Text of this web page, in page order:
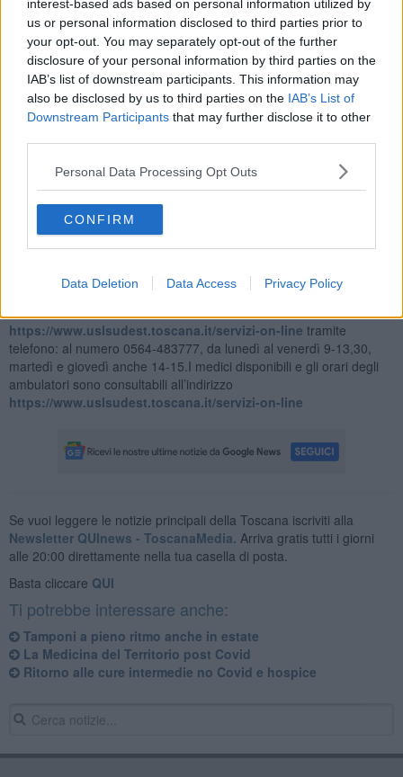
interest-based ads based on personal information utilized by
us or personal information disclosed to third parties prior to
your opt-out. You may separately opt-out of the further
disclosure of your personal information by third parties on the
IAB’s list of downstream participants. This information may
also be disclosed by us to third parties on the IAB’s List of
Downstream Participants that may further disclose it to other
Personal Data Processing Opt Outs
CONFIRM
Data Deletion Data Access Privacy Policy
a incarico definitivo mantenendo lo stesso ambito ma con
ambulatori a Chiusi (via F. Redi e via della Pietriccia) e nella
frazione di Montallese. Il dottorMario Del Pratoentrerà in servizio
come medico di medicina generale con incarico definitivo e con
ambulatori a Cetona (Casa della salute) e Sarteano in viale Europa.
Per effettuare la scelta del medicoè possibile seguire una delle
seguenti modalità:- Scelta online, se si è in possesso di codice Pin
della tessera sanitaria o codice Spid: al link
https://www.uslsudest.toscana.it/servizi-on-line
“Guida al servizio di scelta medico online”).
https://www.regione.toscana.it/-/smart-sst-diventa-toscana-
https://www.uslsudest.toscana.it/servizi-on-line tramite
telefono: al numero 0564-483777, da lunedì al venerdì 9-13,30,
martedì e giovedì anche 14-15.I medici disponibili e gli orari degli
ambulatori sono consultabili all’indirizzo
https://www.uslsudest.toscana.it/servizi-on-line
Se vuoi leggere le notizie principali della Toscana iscriviti alla
Newsletter QUInews - ToscanaMedia. Arriva gratis tutti i giorni
alle 20:00 direttamente nella tua casella di posta.
Basta cliccare QUI
Ti potrebbe interessare anche:
​Tamponi a pieno ritmo anche in estate
La Medicina del Territorio post Covid
Ritorno alle cure intermedie no Covid e hospice